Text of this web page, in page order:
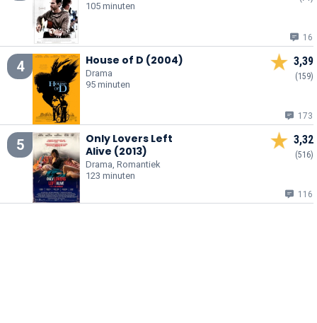
105 minuten
16
4 House of D (2004)
Drama
95 minuten
3,39
(159)
173
5
Only Lovers Left
Alive (2013)
Drama, Romantiek
123 minuten
3,32
(516)
116